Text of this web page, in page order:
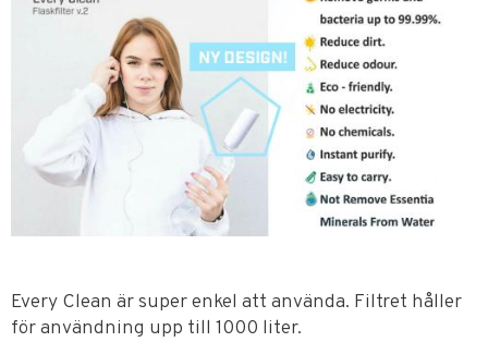
Every Clean är super enkel att använda. Filtret håller
för användning upp till 1000 liter.